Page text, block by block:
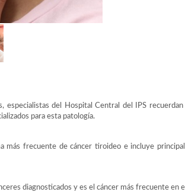
especialistas del Hospital Central del IPS
para esta patología.
más frecuente de cáncer tiroideo e incluye
diagnosticados y es el cáncer más frecuente en